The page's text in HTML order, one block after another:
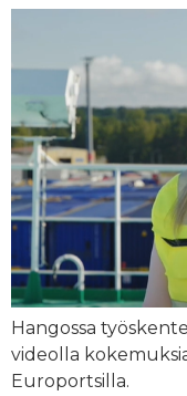
Hangossa
videolla
Europortsilla.